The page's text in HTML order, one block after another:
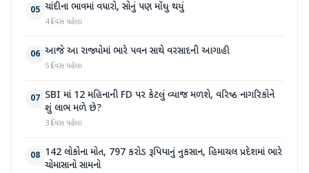
05 ચાંદીના ભાવમાં વધારો, સોનું પણ મોંઘુ થયું
4 દિવસ પહેલા
06 આજે આ રાજ્યોમાં ભારે પવન સાથે વરસાદની આગાહી
5 દિવસ પહેલા
07 SBI માં 12 મહિનાની FD પર કેટલું વ્યાજ મળશે, વરિષ્ઠ નાગરિકોને
શું લાભ મળે છે?
3 દિવસ પહેલા
08 142 લોકોના મોત, 797 કરોડ રૂપિયાનું નુકસાન, હિમાચલ પ્રદેશમાં ભારે
ચોમાસાનો સામનો